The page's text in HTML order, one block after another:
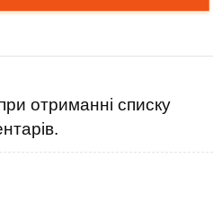
отриманні списку